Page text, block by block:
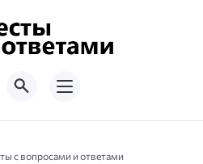
с вопросами и ответами